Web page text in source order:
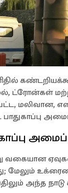
ட்ரோன்கள்
மலிவான,
பாதுகாப்பு
வகையான
மேலும்
அந்த நாடு